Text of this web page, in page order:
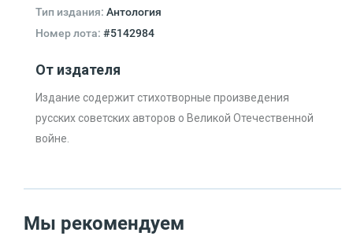
Тип издания: Антология
Номер лота: #5142984
От издателя
Издание содержит стихотворные произведения
русских советских авторов о Великой Отечественной
войне.
Мы рекомендуем